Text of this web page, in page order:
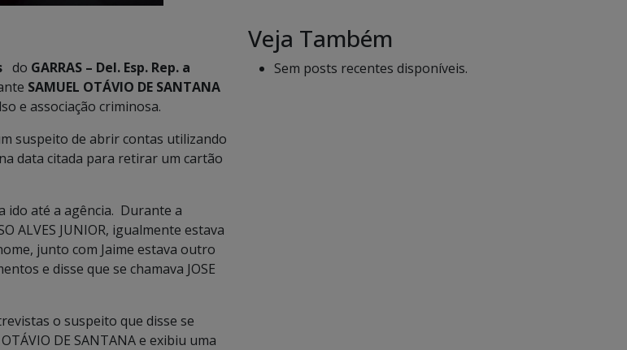
do GARRAS – Del. Esp. Rep. a
SAMUEL OTÁVIO DE SANTANA
e associação criminosa.
suspeito de abrir contas utilizando
data citada para retirar um cartão
ido até a agência. Durante a
ALVES JUNIOR, igualmente estava
junto com Jaime estava outro
e disse que se chamava JOSE
o suspeito que disse se
DE SANTANA e exibiu uma
Veja Também
Sem posts recentes disponíveis.